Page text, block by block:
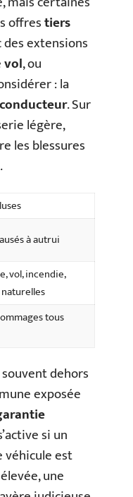
offrestiers
des extensions
vol, ou
: la
. Sur
légère,
les blessures
à autrui
vol, incendie,
tous
dehors
exposée
si un
véhicule est
une